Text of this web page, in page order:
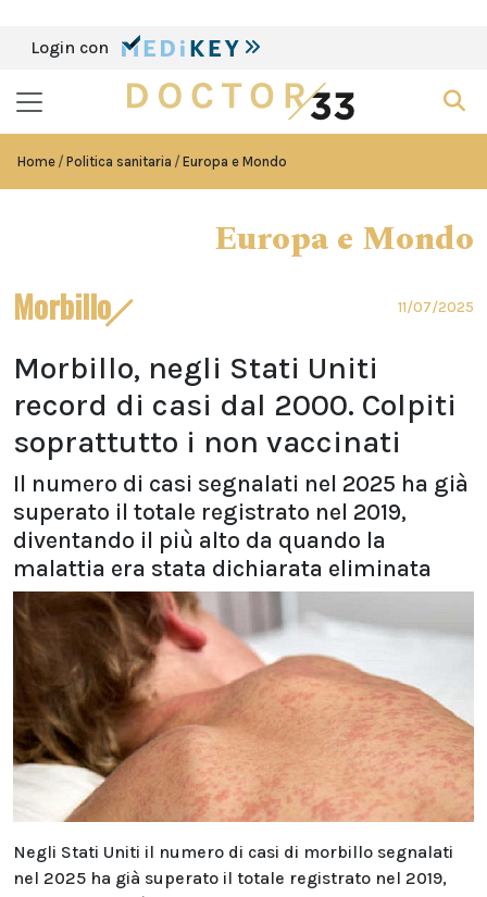
Login con
Home Politica sanitaria Europa e Mondo
Europa e Mondo
Morbillo 11/07/2025
Morbillo, negli Stati Uniti
record di casi dal 2000. Colpiti
soprattutto i non vaccinati
Il numero di casi segnalati nel 2025 ha già
superato il totale registrato nel 2019,
diventando il più alto da quando la
malattia era stata dichiarata eliminata
Negli Stati Uniti il numero di casi di morbillo segnalati
nel 2025 ha già superato il totale registrato nel 2019,